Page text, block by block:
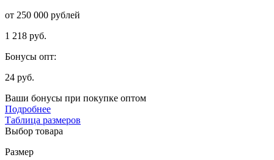
от 250 000 рублей
1 218 руб.
Бонусы опт:
24 руб.
Ваши бонусы при покупке оптом
Подробнее
Таблица размеров
Выбор товара
Размер